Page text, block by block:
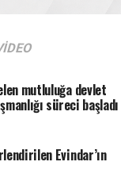
mutluluğa devlet
süreci başladı
Evindar’ın